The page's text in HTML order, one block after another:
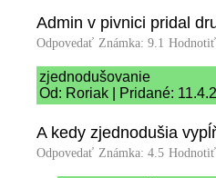
Admin v pivnici pridal
Odpovedať Známka: 9.1
zjednodušovanie
Od: Roriak | Pridané:
A kedy zjednodušia
Odpovedať Známka: 4.5